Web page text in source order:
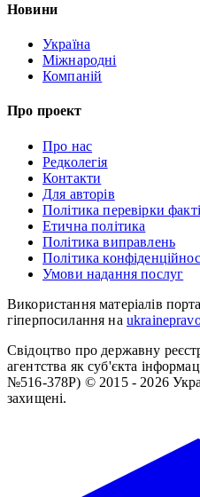
Новини
Україна
Міжнародні
Компаній
Про проект
Про нас
Редколегія
Контакти
Для авторів
Політика перевірки
Етична політика
Політика виправлень
Політика
Умови надання послуг
Використання матеріалів
гіперпосилання на
Свідоцтво про державну
агентства як суб'єкта
№516-378Р) © 2015 - 2026
захищені.